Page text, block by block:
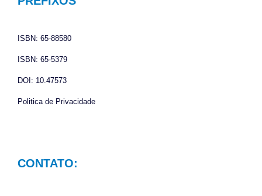
k
a
m
ISBN: 65-88580
ISBN: 65-5379
DOI: 10.47573
Politica de Privacidade
CONTATO: